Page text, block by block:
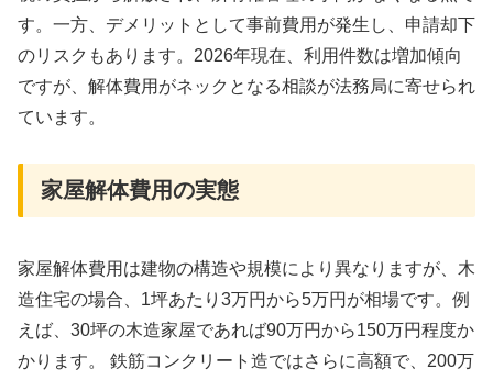
す。一方、デメリットとして事前費用が発生し、申請却下
のリスクもあります。2026年現在、利用件数は増加傾向
ですが、解体費用がネックとなる相談が法務局に寄せられ
ています。
家屋解体費用の実態
家屋解体費用は建物の構造や規模により異なりますが、木
造住宅の場合、1坪あたり3万円から5万円が相場です。例
えば、30坪の木造家屋であれば90万円から150万円程度か
かります。 鉄筋コンクリート造ではさらに高額で、200万